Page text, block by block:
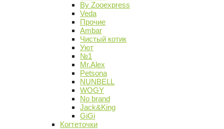
By Zooexpress
Veda
Прочие
Ambar
Чистый котик
Уют
№1
Mr.Alex
Petsona
NUNBELL
WOGY
No brand
Jack&King
GiGi
Когтеточки